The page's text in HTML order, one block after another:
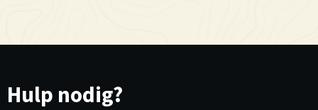
Hulp nodig?